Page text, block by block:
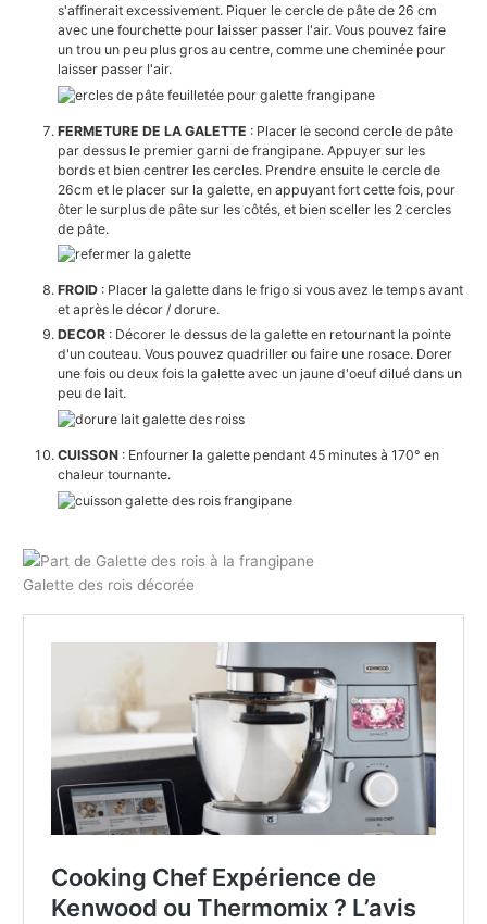
s'affinerait excessivement. Piquer le cercle de pâte de 26 cm
avec une fourchette pour laisser passer l'air. Vous pouvez faire
un trou un peu plus gros au centre, comme une cheminée pour
laisser passer l'air.
FERMETURE DE LA GALETTE : Placer le second cercle de pâte
par dessus le premier garni de frangipane. Appuyer sur les
bords et bien centrer les cercles. Prendre ensuite le cercle de
26cm et le placer sur la galette, en appuyant fort cette fois, pour
ôter le surplus de pâte sur les côtés, et bien sceller les 2 cercles
de pâte.
FROID : Placer la galette dans le frigo si vous avez le temps avant
et après le décor / dorure.
DECOR : Décorer le dessus de la galette en retournant la pointe
d'un couteau. Vous pouvez quadriller ou faire une rosace. Dorer
une fois ou deux fois la galette avec un jaune d'oeuf dilué dans un
peu de lait.
CUISSON : Enfourner la galette pendant 45 minutes à 170° en
chaleur tournante.
Galette des rois décorée